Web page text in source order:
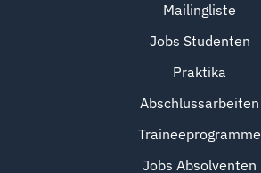
Mailingliste
Jobs Studenten
Praktika
Abschlussarbeiten
Traineeprogramme
Jobs Absolventen